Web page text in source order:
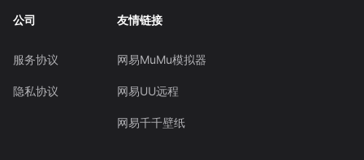
公司
服务协议
隐私协议
友情链接
网易MuMu模拟器
网易UU远程
网易千千壁纸